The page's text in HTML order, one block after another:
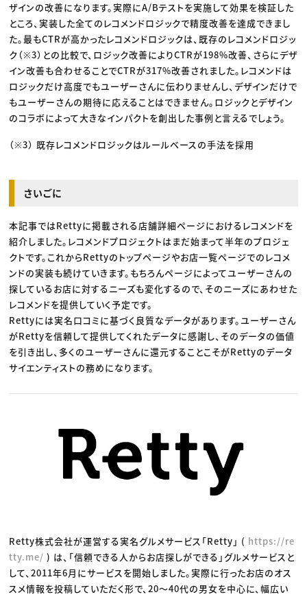
ザインの改善になります。実際にA/Bテストを実施して効果を検証した
ところ、実装した全てのレコメンドロジックで精度改善を達成できまし
た。最もCTRが高かったレコメンドロジックは、既存のレコメンドロジッ
ク（※3）との比較で、ロジック改善によりCTRが198%改善、さらにデザ
イン改善も合わせることでCTRが317%改善されました。レコメンドは
ロジックだけ高度でもユーザーさんに伝わりませんし、デザインだけで
もユーザーさんの期待に応えることはできません。ロジックとデザイン
のコラボによって大きなインパクトを創出した事例と言えるでしょう。
（※3） 既存レコメンドロジックはルールベースの手法を採用
さいごに
本記事ではRettyに掲載される店舗詳細ページにおけるレコメンドを
紹介しました。レコメンドプロジェクトはまだ始まって半年のプロジェ
クトです。これからRettyのトップページやお店一覧ページでのレコメ
ンドの実装も続けていきます。もちろんページによってユーザーさんの
探しているお店に対するニーズも変化するので、そのニーズにあわせた
レコメンドを提供していく予定です。
Rettyには実名口コミに基づく良質なデータがあります。ユーザーさん
がRettyを信頼して提供してくれたデータに感謝し、そのデータの価値
を引き出し、多くのユーザーさんに還元することこそがRettyのデータ
サイエンティストの務めになります。
Retty株式会社が運営する実名グルメサービス「Retty」 ( https://re
tty.me/ ) は、「信頼できる人からお店探しができる」グルメサービスと
して、2011年6月にサービスを開始しました。実際に行ったお店のオス
スメ情報を投稿していただく形で、20〜40代の男女を中心に、幅広い